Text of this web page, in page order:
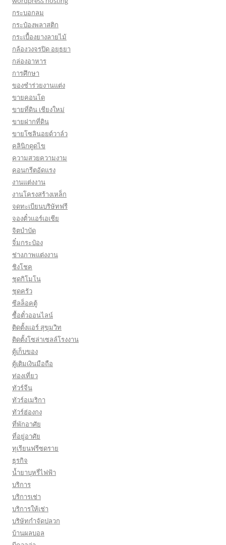
กระบอกลม
กระป๋องพลาสติก
กระเบื้องยางลายไม้
กล้องวงจรปิด อยุธยา
กล่องอาหาร
การศึกษา
ของชำร่วยงานแต่ง
ขายคอนโด
ขายที่ดิน เชียงใหม่
ขายฝากที่ดิน
ขายโซลินอยด์วาล์ว
คลินิกดูดไข
ความสวยความงาม
คอนกรีตอัดแรง
งานแต่งงาน
งานโครงสร้างเหล็ก
จดทะเบียนบริษัทฟรี
จองตั๋วแอร์เอเชีย
จิตบำบัด
จิ๋มกระป๋อง
ช่างภาพแต่งงาน
ชิงโชค
ชุดกิโมโน
ชุดครัว
ซีลล็อคตู้
ซื้อตั๋วออนไลน์
ติดตั้งเเอร์ สุขุมวิท
ติดตั้งโซล่าเซลล์โรงงาน
ตู้เก็บของ
ตู้เติมเงินมือถือ
ท่องเที่ยว
ทัวร์จีน
ทัวร์อเมริกา
ทัวร์ฮ่องกง
ที่พักอาศัย
ที่อยู่อาศัย
ทุเรียนฟรีซดราย
ธุรกิจ
น้ำยาบุหรี่ไฟฟ้า
บริการ
บริการเช่า
บริการให้เช่า
บริษัทกำจัดปลวก
บ้านผลบอล